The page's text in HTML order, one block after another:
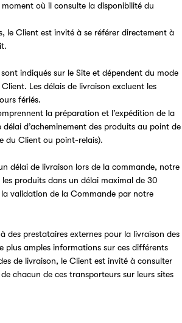
où il consulte la disponibilité du
le Client est invité à se référer directement à
indiqués sur le Site et dépendent du mode
Les délais de livraison excluent les
fériés.
la préparation et l’expédition de la
d’acheminement des produits au point de
du Client ou point-relais).
délai de livraison lors de la commande, notre
les produits dans un délai maximal de 30
validation de la Commande par notre
des prestataires externes pour la livraison des
plus amples informations sur ces différents
de livraison, le Client est invité à consulter
chacun de ces transporteurs sur leurs sites